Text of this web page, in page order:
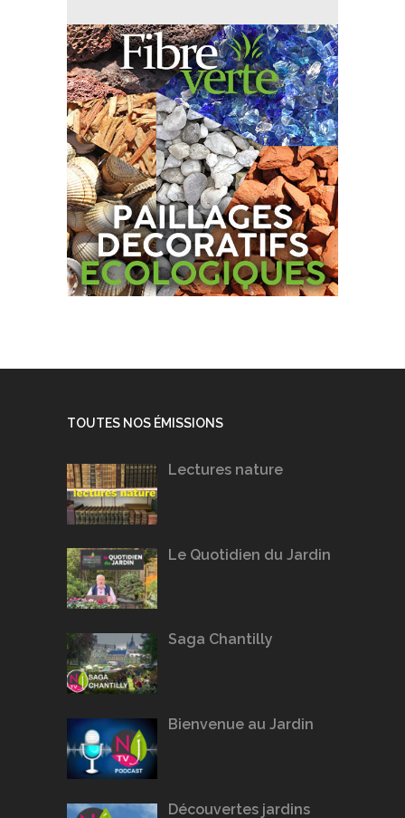
TOUTES NOS ÉMISSIONS
Lectures nature
Le Quotidien du Jardin
Saga Chantilly
Bienvenue au Jardin
Découvertes jardins